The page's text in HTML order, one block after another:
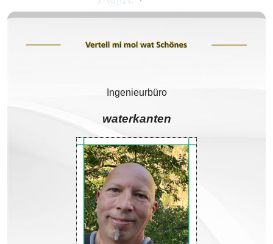
Ingenieurbüro
waterkanten